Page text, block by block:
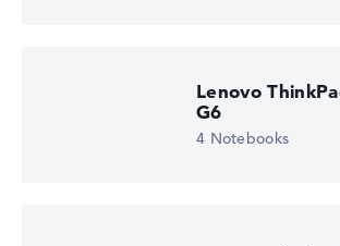
Lenovo
G6
4 Notebooks